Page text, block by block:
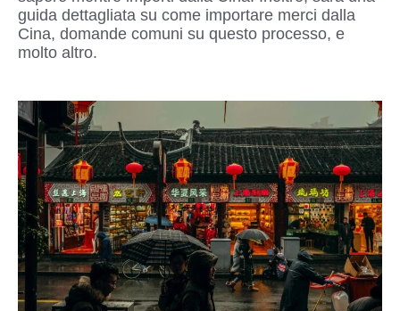
guida dettagliata su come importare merci dalla
Cina, domande comuni su questo processo, e
molto altro.